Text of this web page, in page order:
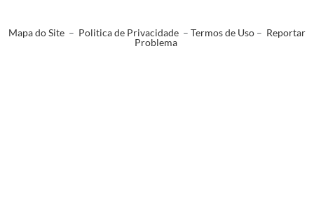
Mapa do Site – Politica de Privacidade – Termos de Uso – Reportar
Problema